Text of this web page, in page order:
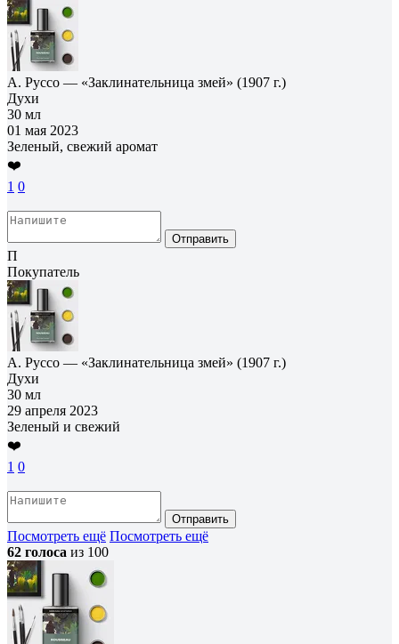
А. Руссо — «Заклинательница змей» (1907 г.)
Духи
30 мл
01 мая 2023
Зеленый, свежий аромат
❤️
1 0
Отправить
П
Покупатель
А. Руссо — «Заклинательница змей» (1907 г.)
Духи
30 мл
29 апреля 2023
Зеленый и свежий
❤️
1 0
Отправить
Посмотреть ещё Посмотреть ещё
62 голоса из 100